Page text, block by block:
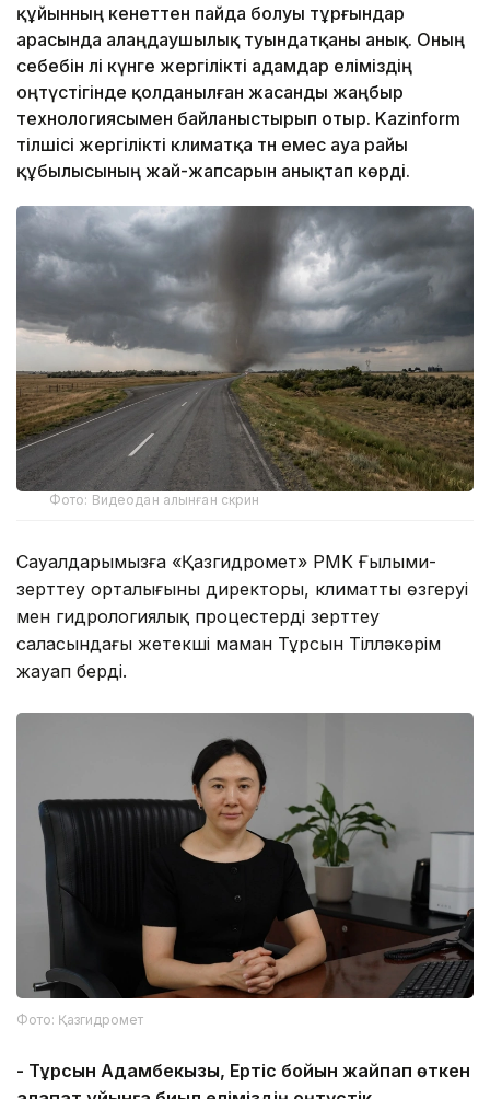
құйынның кенеттен пайда болуы тұрғындар
арасында алаңдаушылық туындатқаны анық. Оның
себебін әлі күнге жергілікті адамдар еліміздің
оңтүстігінде қолданылған жасанды жаңбыр
технологиясымен байланыстырып отыр. Kazinform
тілшісі жергілікті климатқа тән емес ауа райы
құбылысының жай-жапсарын анықтап көрді.
Фото: Видеодан алынған скрин
Сауалдарымызға «Қазгидромет» РМК Ғылыми-
зерттеу орталығының директоры, климаттың өзгеруі
мен гидрологиялық процестерді зерттеу
саласындағы жетекші маман Тұрсын Тілләкәрім
жауап берді.
Фото: Қазгидромет
- Тұрсын Адамбекқызы, Ертіс бойын жайпап өткен